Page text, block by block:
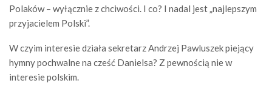
Polaków – wyłącznie z chciwości. I co? I nadal jest „najlepszym
przyjacielem Polski”.
W czyim interesie działa sekretarz Andrzej Pawluszek piejący
hymny pochwalne na cześć Danielsa? Z pewnością nie w
interesie polskim.